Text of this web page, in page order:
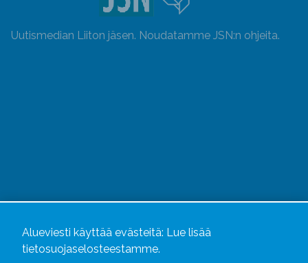
Uutismedian Liiton jäsen. Noudatamme JSN:n ohjeita.
Alueviestija alueviesti.fi ovat osa Kustannusliike
Aluelehdet Oy – mediakonsernia, jonka tarjoaman
Alueviesti käyttää evästeitä: Lue lisää
tietosuojaselosteestamme.